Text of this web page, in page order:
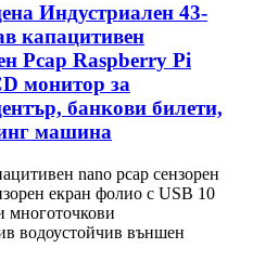
Индустриален 43-
капацитивен
Pcap Raspberry Pi
монитор за
банкови билети,
машина